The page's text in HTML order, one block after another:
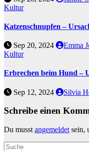
Kultur
Katzenschnupfen –
Sep 20, 2024
Emma
Kultur
Erbrechen beim Hund –
Sep 12, 2024 Silvia
Schreibe einen
Du musst angemeldet sein,